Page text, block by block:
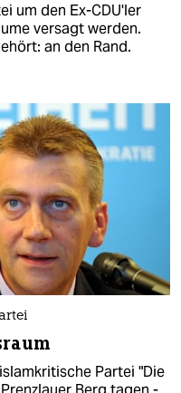
um den Ex-CDU'ler
versagt werden.
an den Rand.
Partei "Die